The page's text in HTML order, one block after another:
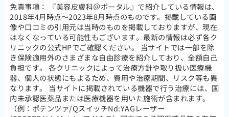
免責事項：
『美容皮膚科＠ポータル』で紹介している情報は、
2018年4月時点～2023年8月時点のものです。掲載している画
像や口コミの引用元は当時のものを掲載しておりますが、現在
はなくなっている可能性もございます。最新の情報は必ず各ク
リニックの公式HPでご確認ください。 当サイトでは一部を除
き保険適用外のさまざまな自由診療を紹介しており、全額自己
負担です。 各クリニックによって治療方針や取り扱い医療機
器、個人の状態にもよるため、費用や治療期間、リスク等も異
なります。 当サイトに掲載されている機器で行う治療には、国
内未承認医薬品または医療機器を用いた施術が含まれます。
（例：ポテンツァ/QスイッチNd:YAGレーザー